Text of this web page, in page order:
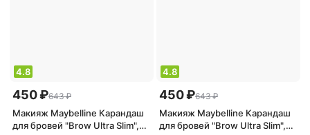
4.8
450 ₽643 ₽
Макияж Maybelline Карандаш
для бровей "Brow Ultra Slim",
4.8
450 ₽643 ₽
Макияж Maybelline Карандаш
для бровей "Brow Ultra Slim",